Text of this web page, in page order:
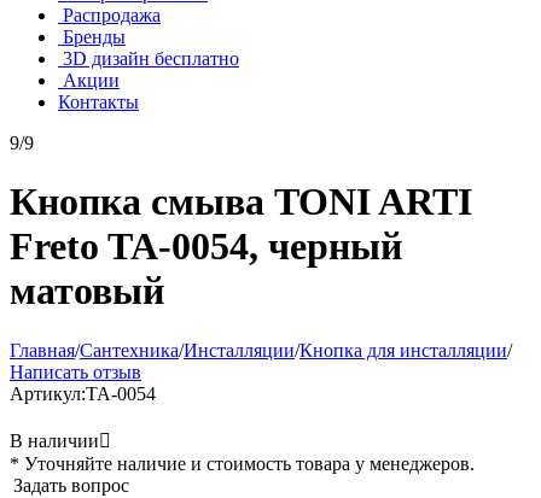
Распродажа
Бренды
3D дизайн бесплатно
Акции
Контакты
9/9
Кнопка смыва TONI ARTI
Freto TA-0054, черный
матовый
Главная/Сантехника/Инсталляции/Кнопка для инсталляции/
Написать отзыв
Артикул:TA-0054
В наличии
* Уточняйте наличие и стоимость товара у менеджеров.
Задать вопрос